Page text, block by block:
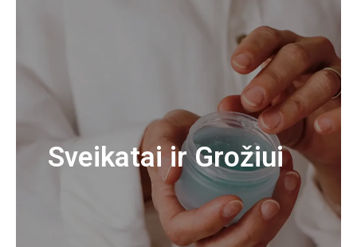
Sveikatai ir Grožiui